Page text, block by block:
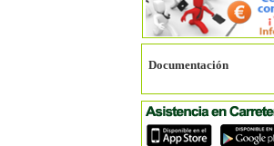
Documentación